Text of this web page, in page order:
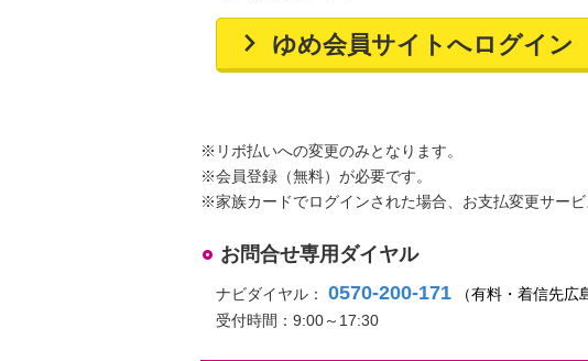
ゆめ会員サイトへログイン
※リボ払いへの変更のみとなります。
※会員登録（無料）が必要です。
※家族カードでログインされた場合、お支払変更サービ
お問合せ専用ダイヤル
ナビダイヤル： 0570-200-171
（有料・着信先広
受付時間：9:00～17:30